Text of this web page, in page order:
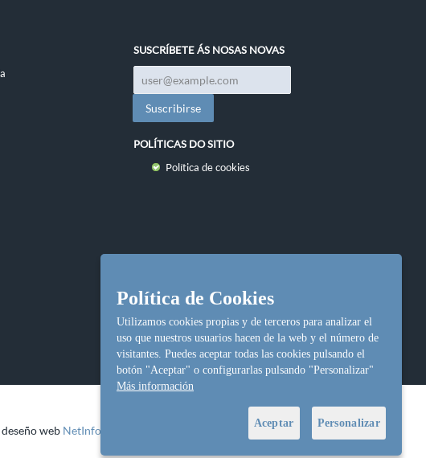
SUSCRÍBETE ÁS NOSAS NOVAS
POLÍTICAS DO SITIO
Política de cookies
web NetInformática
Política de Cookies
Utilizamos cookies propias y de terceros para analizar el
uso que nuestros usuarios hacen de la web y el número de
visitantes. Puedes aceptar todas las cookies pulsando el
botón "Aceptar" o configurarlas pulsando "Personalizar"
Más información
Aceptar Personalizar